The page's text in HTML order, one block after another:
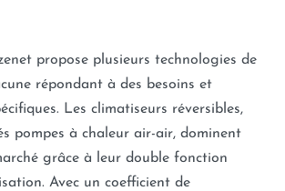
propose plusieurs technologies de
répondant à des besoins et
Les climatiseurs réversibles,
pompes à chaleur air-air, dominent
grâce à leur double fonction
Avec un coefficient de